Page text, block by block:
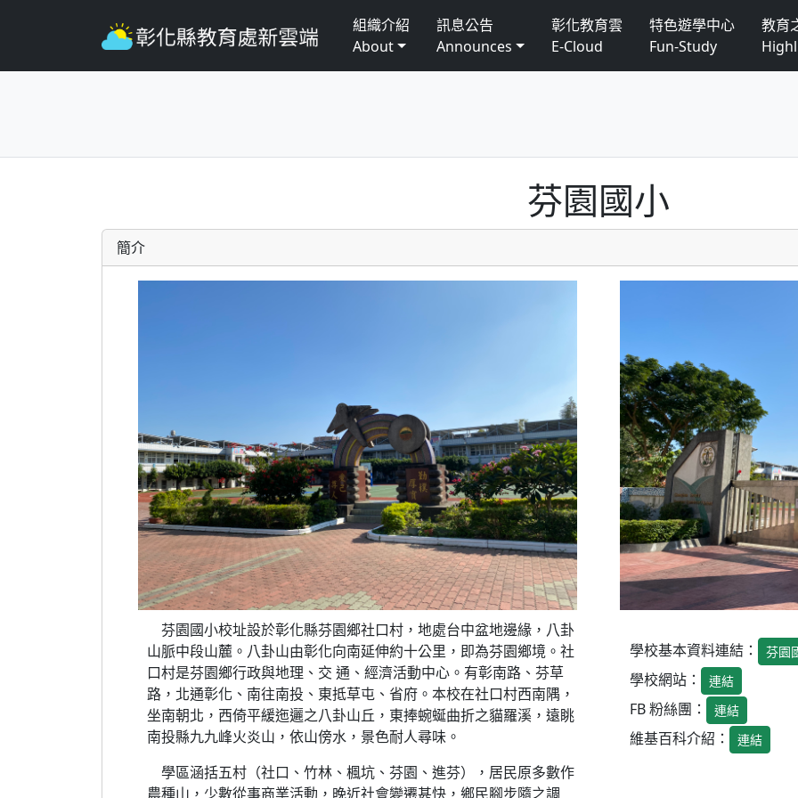
組織介紹
About
訊息公告
Announces
彰化教育雲
E-Cloud
特色遊學中心
Fun-Study
教育
芬園國小
簡介
芬園國小校址設於彰化縣芬園鄉社口村，地處台中盆地邊緣，八卦
山脈中段山麓。八卦山由彰化向南延伸約十公里，即為芬園鄉境。社
口村是芬園鄉行政與地理、交 通、經濟活動中心。有彰南路、芬草
路，北通彰化、南往南投、東抵草屯、省府。本校在社口村西南隅，
坐南朝北，西倚平緩迤邐之八卦山丘，東捧蜿蜒曲折之貓羅溪，遠眺
南投縣九九峰火炎山，依山傍水，景色耐人尋味。
學區涵括五村（社口、竹林、楓坑、芬園、進芬），居民原多數作
農種山，少數從事商業活動，晚近社會變遷甚快，鄉民腳步隨之調
學校基本資料連結： 芬園
學校網站： 連結
FB 粉絲團： 連結
維基百科介紹： 連結